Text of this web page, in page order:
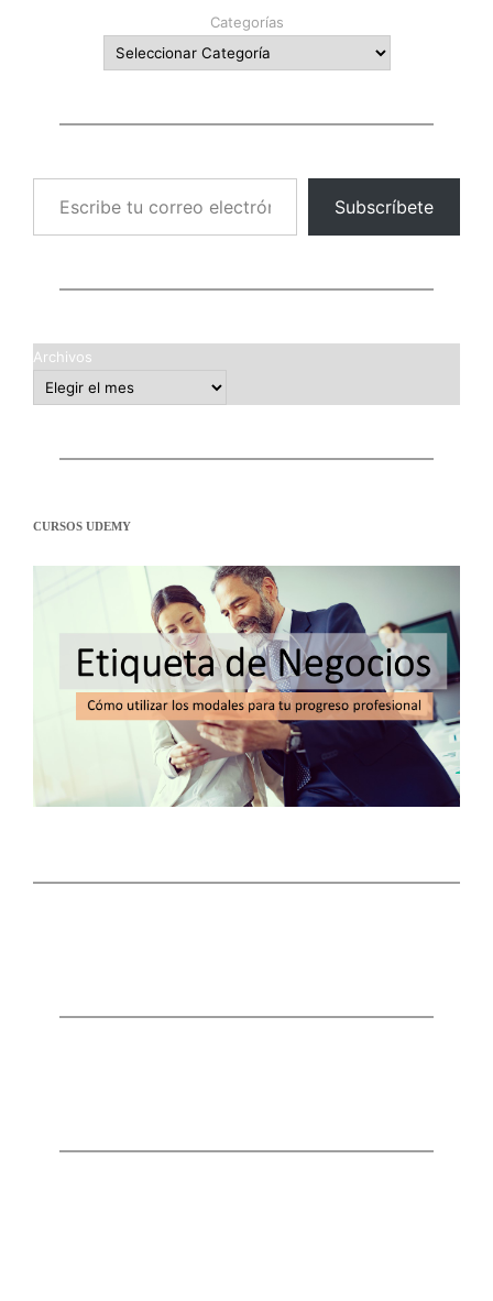
Categorías
Escribe tu correo electrónico…
Subscríbete
Archivos
CURSOS UDEMY